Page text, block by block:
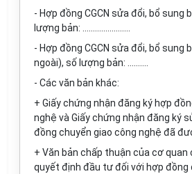
- Hợp đồng CGCN sửa đổi, bổ sung
lượng bản: .......................
- Hợp đồng CGCN sửa đổi, bổ sung
ngoài), số lượng bản: ..........
- Các văn bản khác:
+ Giấy chứng nhận đăng ký hợp
nghệ và Giấy chứng nhận đăng ký
đồng chuyển giao công nghệ đã
+ Văn bản chấp thuận của cơ quan
quyết định đầu tư đối với hợp đồng